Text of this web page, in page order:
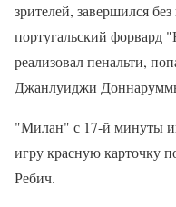
зрителей, завершился
португальский
реализовал пенальти,
Джанлуиджи
"Милан" с 17-й минуты
игру красную карточку
Ребич.